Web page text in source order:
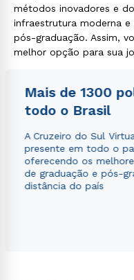
métodos inovadores e
infraestrutura moderna e
pós-graduação. Assim,
melhor opção para sua
Mais de 1300
todo o Brasil
A Cruzeiro do Sul
presente em todo o
oferecendo os
de graduação e pós-
distância do país